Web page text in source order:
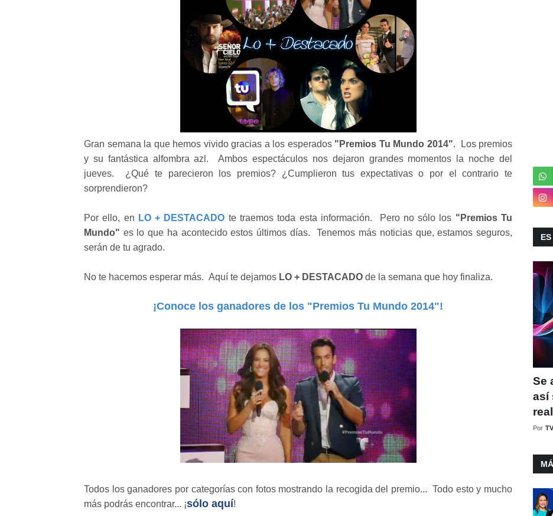
Gran semana la que hemos vivido gracias a los esperados "Premios Tu Mundo 2014". Los premios
y su fantástica alfombra azl. Ambos espectáculos nos dejaron grandes momentos la noche del
jueves. ¿Qué te parecieron los premios? ¿Cumplieron tus expectativas o por el contrario te
sorprendieron?
Por ello, en LO + DESTACADO te traemos toda esta información. Pero no sólo los "Premios Tu
Mundo" es lo que ha acontecido estos últimos días. Tenemos más noticias que, estamos seguros,
serán de tu agrado.
No te hacemos esperar más. Aquí te dejamos LO + DESTACADO de la semana que hoy finaliza.
¡Conoce los ganadores de los "Premios Tu Mundo 2014"!
Todos los ganadores por categorías con fotos mostrando la recogida del premio... Todo esto y mucho
más podrás encontrar... ¡sólo aquí!
Se
así
Por